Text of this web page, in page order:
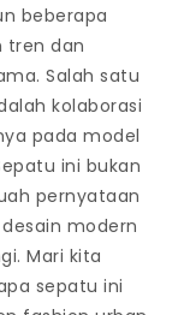
beberapa
tren dan
Salah satu
kolaborasi
pada model
ini bukan
pernyataan
modern
Mari kita
sepatu ini